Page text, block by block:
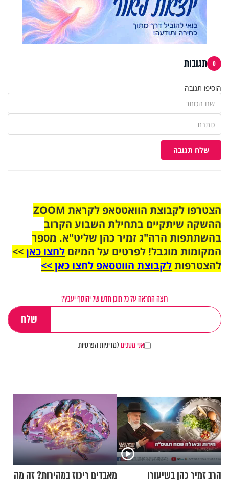
0 תגובות
הוסיפו תגובה
שלח תגובה
הצטרפו לקבוצת הוואטסאפ לקראת ZOOM
ההשקה שיתקיים בתחילת השבוע הקרוב
בהשתתפות הרה"ג זמיר כהן שליט"א. מספר
המקומות מוגבל! לפרטים על המיזם לחצו כאן>>
להצטרפותלקבוצת הווטסאפ לחצו כאן >>
רוצה התראה על כל תוכן חדש של יהוסף יעבץ?
אני מסכיםלמדיניות הפרטיות
הרב זמיר כהן בשיעורו
מאבדים ריכוז במהירות? זה מה